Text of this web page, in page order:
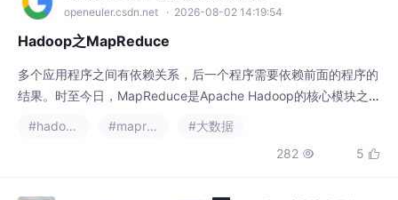
法 代码调用：展示通过Python脚本加载GGUF
量化模型的关键参数设置和生成控制技巧 性能
优化：分
openeuler.csdn.net · 2026-08-02 14:19:54
Hadoop之MapReduce
多个应用程序之间有依赖关系，后一个程序需要依赖前面的程序的
结果。时至今日，MapReduce是Apache Hadoop的核心模块之
一，是运行在HDFS上的。如果负责计算的电脑挂掉了，可以将任
务转移到其他电脑上，任务不会执行失败的。代码写起来有固定的
格式，编写难度非常的小，号称是八股文【固定写法】。计算的时
#hadoop #mapreduce
#大数据
282  5 